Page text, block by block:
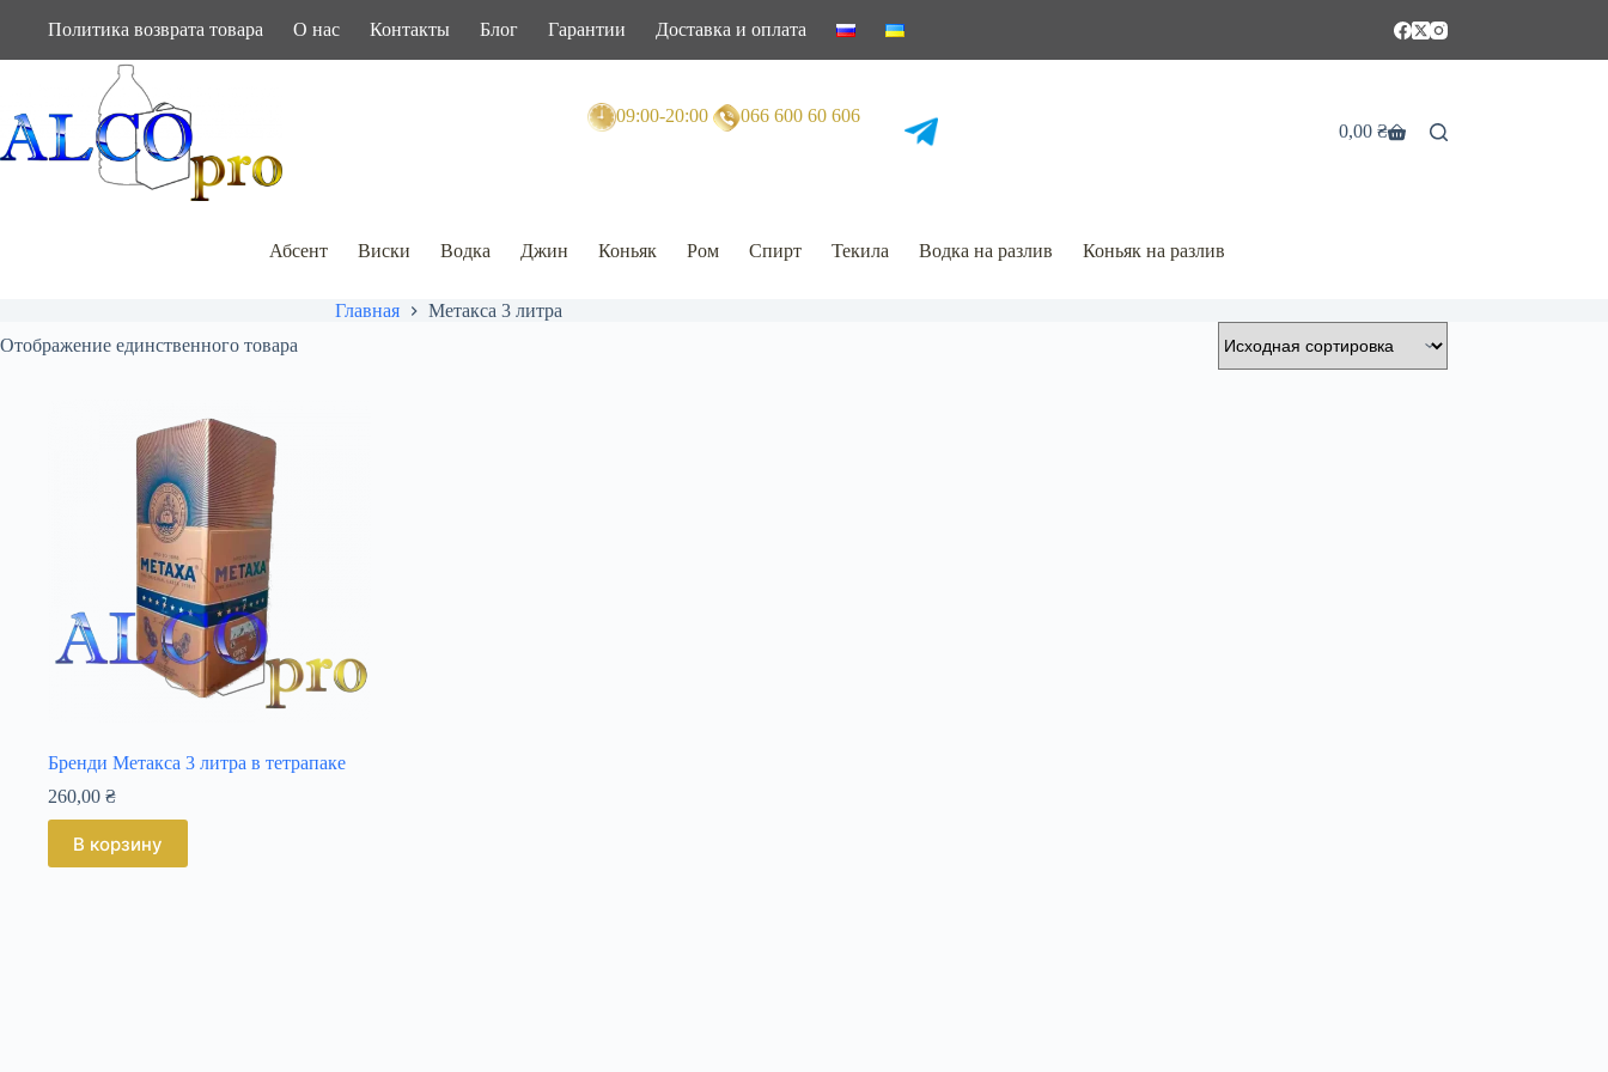
Политика возврата товара О нас Контакты Блог Гарантии Доставка и оплата
09:00-20:00
066 600 60 606
Корзина
0,00 ₴
Абсент Виски Водка Джин Коньяк Ром Спирт Текила Водка на разлив Коньяк на разлив
Главная
Метакса 3 литра
Отображение единственного товара
Бренди Метакса 3 литра в тетрапаке
260,00 ₴
В корзину